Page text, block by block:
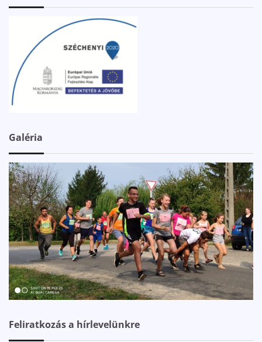
Galéria
Feliratkozás a hírlevelünkre